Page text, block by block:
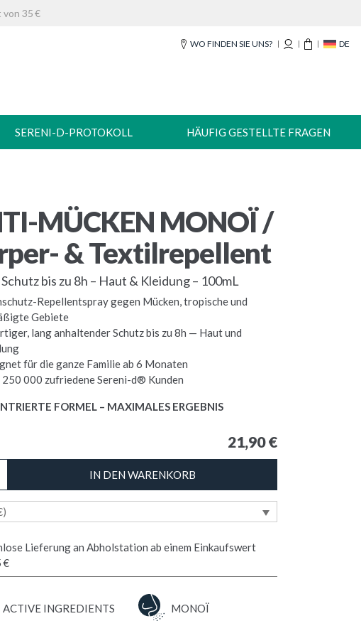
35 €
WO FINDEN SIE UNS? DE
SERENI-D-PROTOKOLL HÄUFIG GESTELLTE FRAGEN
MÜCKEN MONOÏ /
& Textilrepellent
bis zu 8h – Haut & Kleidung – 100mL
Repellentspray gegen Mücken, tropische und
Gebiete
lang anhaltender Schutz bis zu 8h — Haut und
für die ganze Familie ab 6 Monaten
250 000 zufriedene Sereni-d® Kunden
FORMEL – MAXIMALES ERGEBNIS
21,90€
IN DEN WARENKORB
Lieferung an Abholstation ab einem Einkaufswert
€
ACTIVE INGREDIENTS MONOÏ